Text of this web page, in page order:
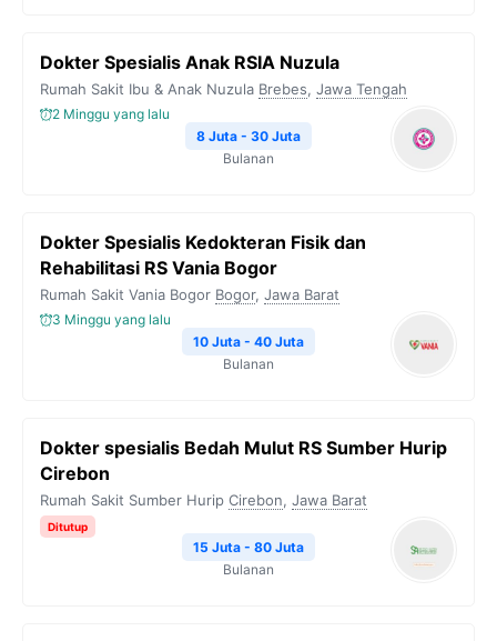
Dokter Spesialis Anak RSIA Nuzula
Rumah Sakit Ibu & Anak Nuzula Brebes, Jawa Tengah
2 Minggu yang lalu
8 Juta - 30 Juta
Bulanan
Dokter Spesialis Kedokteran Fisik dan
Rehabilitasi RS Vania Bogor
Rumah Sakit Vania Bogor Bogor, Jawa Barat
3 Minggu yang lalu
10 Juta - 40 Juta
Bulanan
Dokter spesialis Bedah Mulut RS Sumber Hurip
Cirebon
Rumah Sakit Sumber Hurip Cirebon, Jawa Barat
Ditutup
15 Juta - 80 Juta
Bulanan